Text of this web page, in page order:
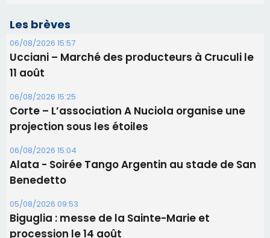
Les brèves
06/08/2026 15:57
Ucciani – Marché des producteurs à Cruculi le
11 août
06/08/2026 15:25
Corte – L’association A Nuciola organise une
projection sous les étoiles
06/08/2026 15:04
Alata - Soirée Tango Argentin au stade de San
Benedetto
05/08/2026 09:53
Biguglia : messe de la Sainte-Marie et
procession le 14 août